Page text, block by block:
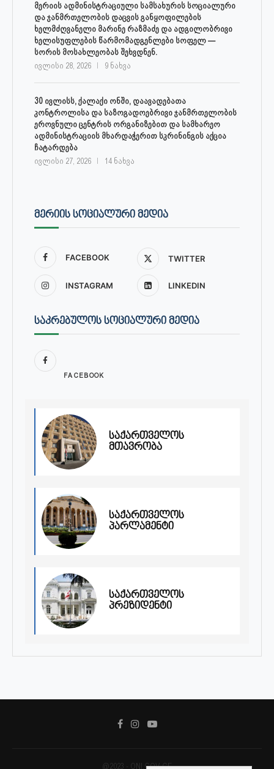
მერიის ადმინისტრაციული სამსახურის სოციალური
და ჯანმრთელობის დაცვის განყოფილების
ხელმძღვანელი მარინე რაზმაძე და ადგილობრივი
ხელისუფლების წარმომადგენლები სოფელ —
სორის მოსახლეობას შეხვდნენ.
ივლისი 28, 2026 9 ნახვა
30 ივლისს, ქალაქი ონში, დაავადებათა
კონტროლისა და საზოგადოებრივი ჯანმრთელობის
ეროვნული ცენტრის ორგანიზებით და სამხარეო
ადმინისტრაციის მხარდაჭერით სკრინინგის აქცია
ჩატარდება
ივლისი 27, 2026 14 ნახვა
ᲛᲔᲠᲘᲘᲡ ᲡᲝᲪᲘᲐᲚᲣᲠᲘ ᲛᲔᲓᲘᲐ
FACEBOOK TWITTER
INSTAGRAM LINKEDIN
ᲡᲐᲙᲠᲔᲑᲣᲚᲝᲡ ᲡᲝᲪᲘᲐᲚᲣᲠᲘ ᲛᲔᲓᲘᲐ
FACEBOOK
საქართველოს
მთავრობა
საქართველოს
პარლამენტი
საქართველოს
პრეზიდენტი
@2023 - ONI.GOV.GE